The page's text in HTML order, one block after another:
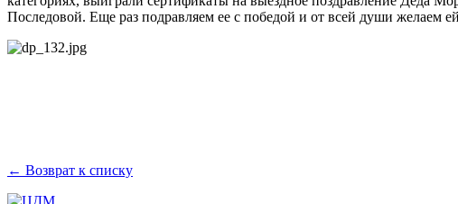
Последовой. Еще раз подравляем ее с победой и от всей души желаем
← Возврат к списку